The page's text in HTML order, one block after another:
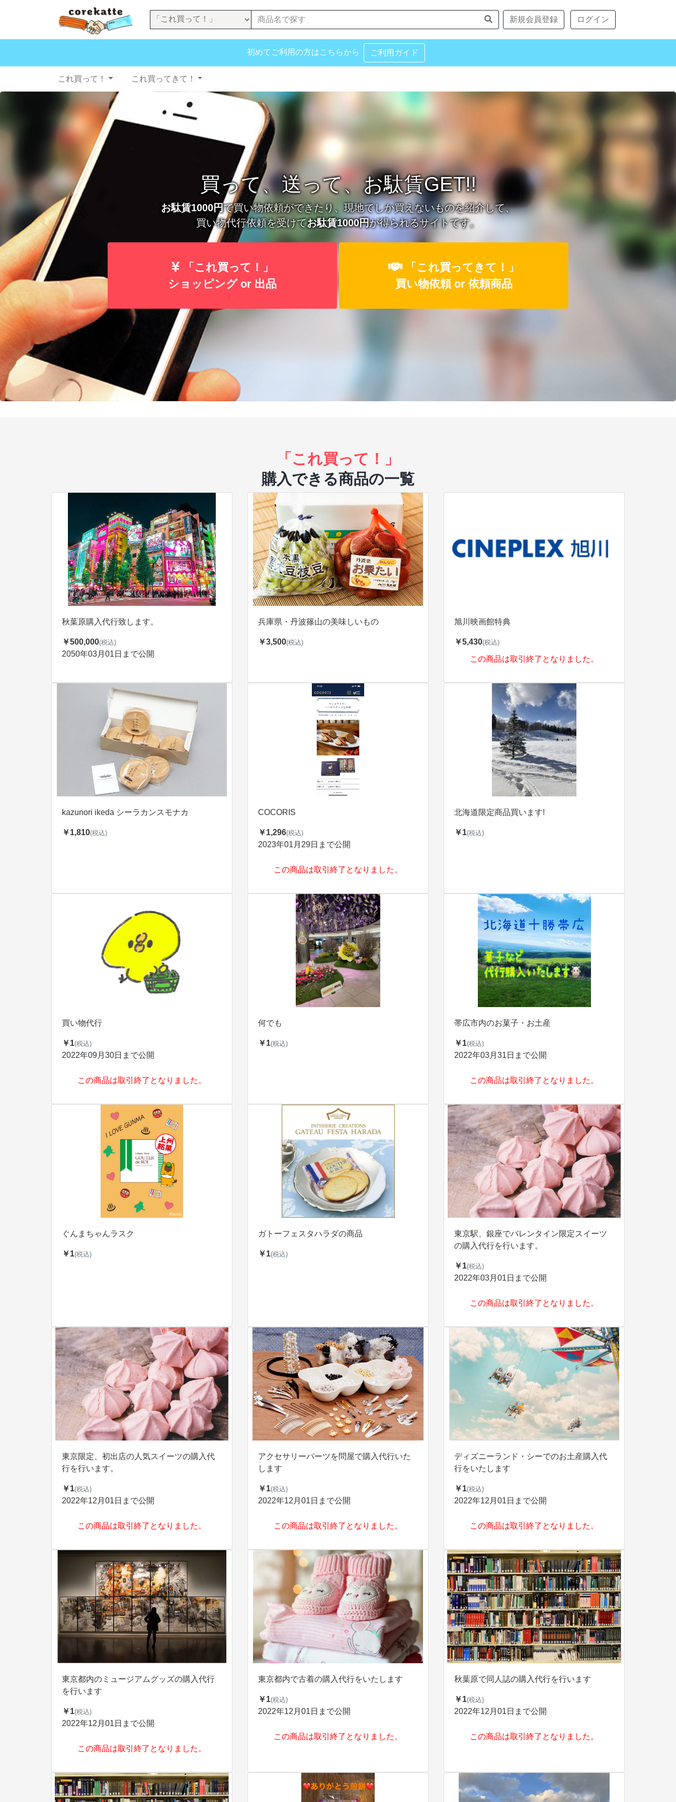
新規会員登録 ログイン
初めてご利用の方はこちらから ご利用ガイド
これ買って！ これ買ってきて！
買って、送って、お駄賃GET!!
お駄賃1000円で買い物依頼ができたり、現地でしか買えないものを紹介して、
買い物代行依頼を受けてお駄賃1000円が得られるサイトです。
「これ買って！」
ショッピング or 出品
「これ買ってきて！」
買い物依頼 or 依頼商品
「これ買って！」
購入できる商品の一覧
秋葉原購入代行致します。
￥500,000(税込)
2050年03月01日まで公開
兵庫県・丹波篠山の美味しいもの
￥3,500(税込)
旭川映画館特典
￥5,430(税込)
この商品は取引終了となりました。
kazunori ikeda シーラカンスモナカ
￥1,810(税込)
COCORIS
￥1,296(税込)
2023年01月29日まで公開
この商品は取引終了となりました。
北海道限定商品買います!
￥1(税込)
買い物代行
￥1(税込)
2022年09月30日まで公開
この商品は取引終了となりました。
何でも
￥1(税込)
帯広市内のお菓子・お土産
￥1(税込)
2022年03月31日まで公開
この商品は取引終了となりました。
ぐんまちゃんラスク
￥1(税込)
ガトーフェスタハラダの商品
￥1(税込)
東京駅、銀座でバレンタイン限定スイーツ
の購入代行を行います。
￥1(税込)
2022年03月01日まで公開
この商品は取引終了となりました。
東京限定、初出店の人気スイーツの購入代
行を行います。
￥1(税込)
2022年12月01日まで公開
この商品は取引終了となりました。
アクセサリーパーツを問屋で購入代行いた
します
￥1(税込)
2022年12月01日まで公開
この商品は取引終了となりました。
ディズニーランド・シーでのお土産購入代
行をいたします
￥1(税込)
2022年12月01日まで公開
この商品は取引終了となりました。
東京都内のミュージアムグッズの購入代行
を行います
￥1(税込)
2022年12月01日まで公開
この商品は取引終了となりました。
東京都内で古着の購入代行をいたします
￥1(税込)
2022年12月01日まで公開
この商品は取引終了となりました。
秋葉原で同人誌の購入代行を行います
￥1(税込)
2022年12月01日まで公開
この商品は取引終了となりました。